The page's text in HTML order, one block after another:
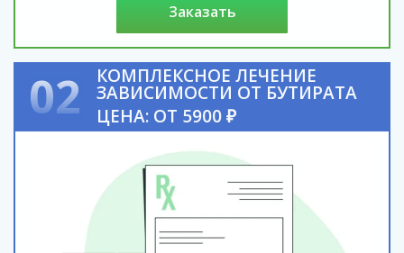
заказать
02 КОМПЛЕКСНОЕ ЛЕЧЕНИЕ
ЗАВИСИМОСТИ ОТ БУТИРАТА
ЦЕНА: ОТ 5900 ₽